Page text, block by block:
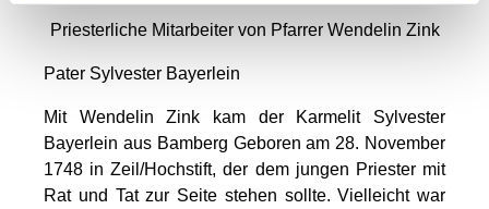
Priesterliche Mitarbeiter von Pfarrer Wendelin Zink
Pater Sylvester Bayerlein
Mit Wendelin Zink kam der Karmelit Sylvester
Bayerlein aus Bamberg Geboren am 28. November
1748 in Zeil/Hochstift, der dem jungen Priester mit
Rat und Tat zur Seite stehen sollte. Vielleicht war